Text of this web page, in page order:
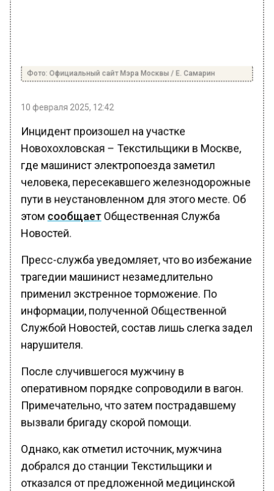
Фото: Официальный сайт Мэра Москвы / Е. Самарин
10 февраля 2025, 12:42
Инцидент произошел на участке
Новохохловская – Текстильщики в Москве,
где машинист электропоезда заметил
человека, пересекавшего железнодорожные
пути в неустановленном для этого месте. Об
этом сообщаетОбщественная Служба
Новостей.
Пресс-служба уведомляет, что во избежание
трагедии машинист незамедлительно
применил экстренное торможение. По
информации, полученной Общественной
Службой Новостей, состав лишь слегка задел
нарушителя.
После случившегося мужчину в
оперативном порядке сопроводили в вагон.
Примечательно, что затем пострадавшему
вызвали бригаду скорой помощи.
Однако, как отметил источник, мужчина
добрался до станции Текстильщики и
отказался от предложенной медицинской